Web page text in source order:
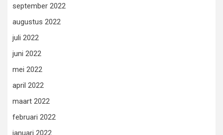
september 2022
augustus 2022
juli 2022
juni 2022
mei 2022
april 2022
maart 2022
februari 2022
januari 2022